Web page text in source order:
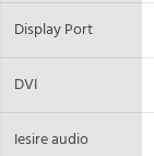
Display Port
DVI
Iesire audio